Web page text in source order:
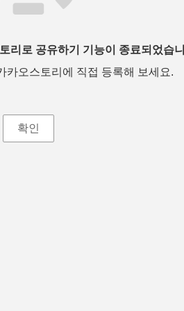
리로 공유하기 기능이 종료되었습
카오스토리에 직접 등록해 보세요.
확인